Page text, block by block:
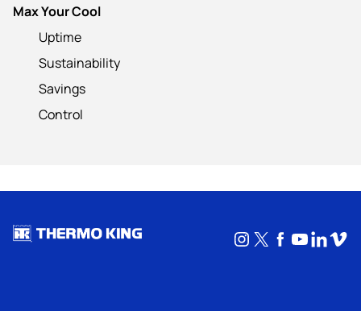
Max Your Cool
Uptime
Sustainability
Savings
Control
Instagram
X Facebook